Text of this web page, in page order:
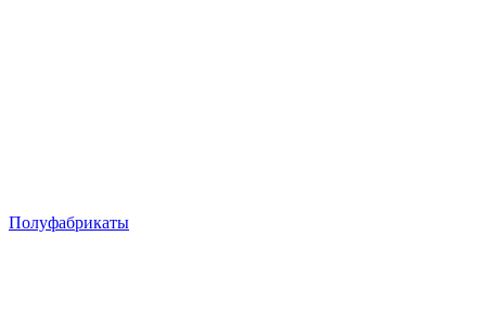
Полуфабрикаты